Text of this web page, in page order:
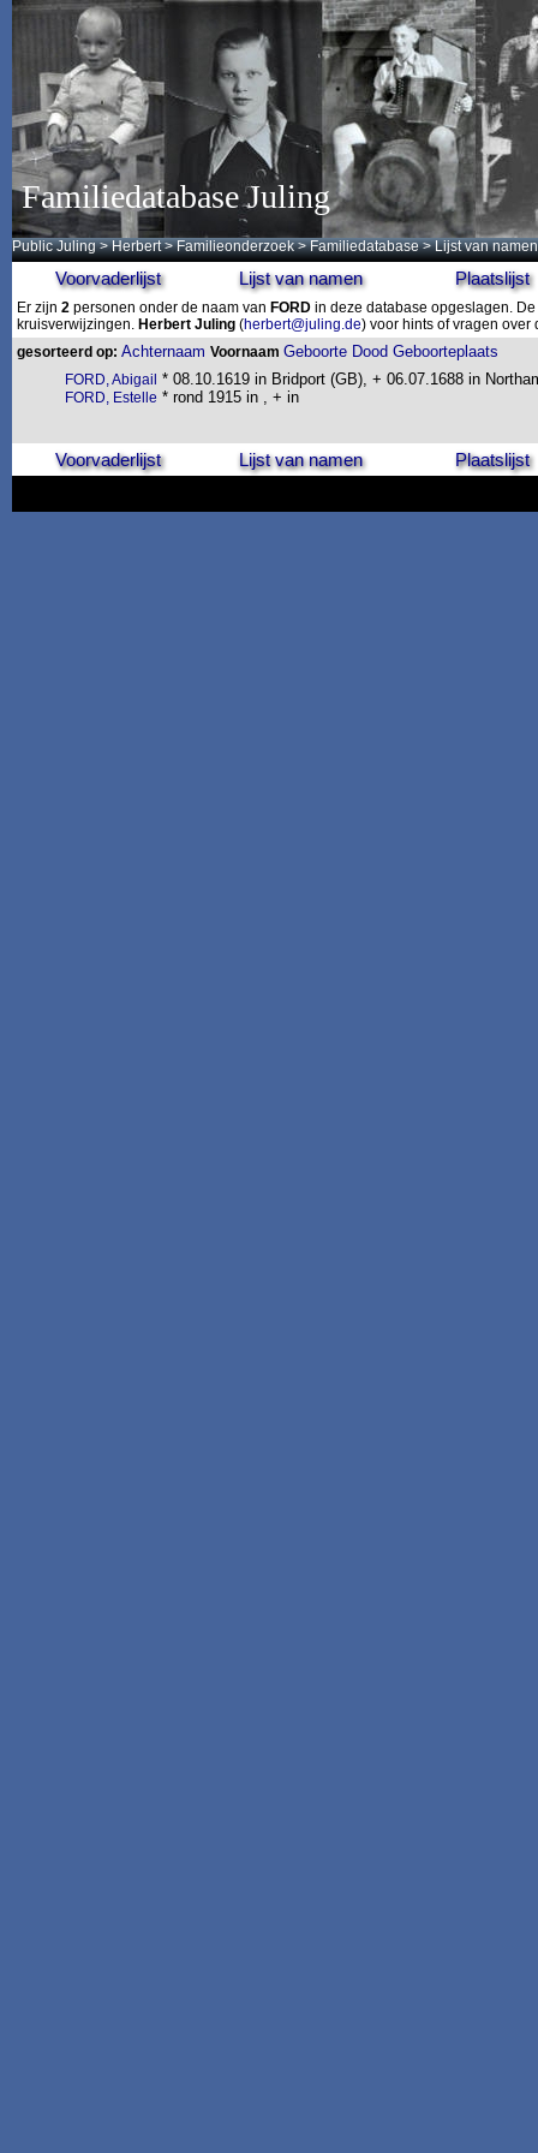
Familiedatabase Juling
Public Juling >Herbert >Familieonderzoek >Familiedatabase > Lijst van namen
Voorvaderlijst Lijst van namen Plaatslijst
Er zijn 2 personen onder de naam van FORD in deze database opgeslagen.
kruisverwijzingen. Herbert Juling (herbert@juling.de) voor hints of vragen
gesorteerd op: Achternaam Voornaam Geboorte Dood Geboorteplaats
FORD, Abigail * 08.10.1619 in Bridport (GB), + 06.07.1688 in
FORD, Estelle * rond 1915 in , + in
Voorvaderlijst Lijst van namen Plaatslijst